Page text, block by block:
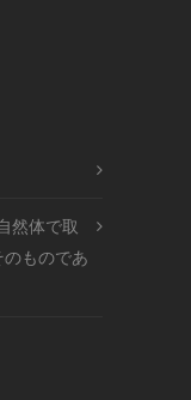
然体で取
ものであ